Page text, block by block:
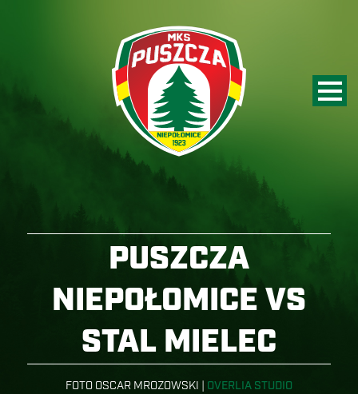
PUSZCZA
NIEPOŁOMICE VS
STAL MIELEC
FOTO OSCAR MROZOWSKI | OVERLIA STUDIO